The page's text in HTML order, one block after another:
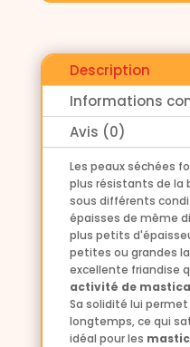
Description
Informations
Avis (0)
Les peaux séchées
plus résistants de la
sous différents
épaisses de même
plus petits
petites ou grandes
excellente friandise
activité de
Sa solidité lui
longtemps, ce qui
idéal pour les